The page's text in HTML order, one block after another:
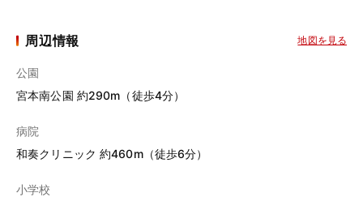
周辺情報 地図を見る
公園
宮本南公園 約290m（徒歩4分）
病院
和奏クリニック 約460m（徒歩6分）
小学校